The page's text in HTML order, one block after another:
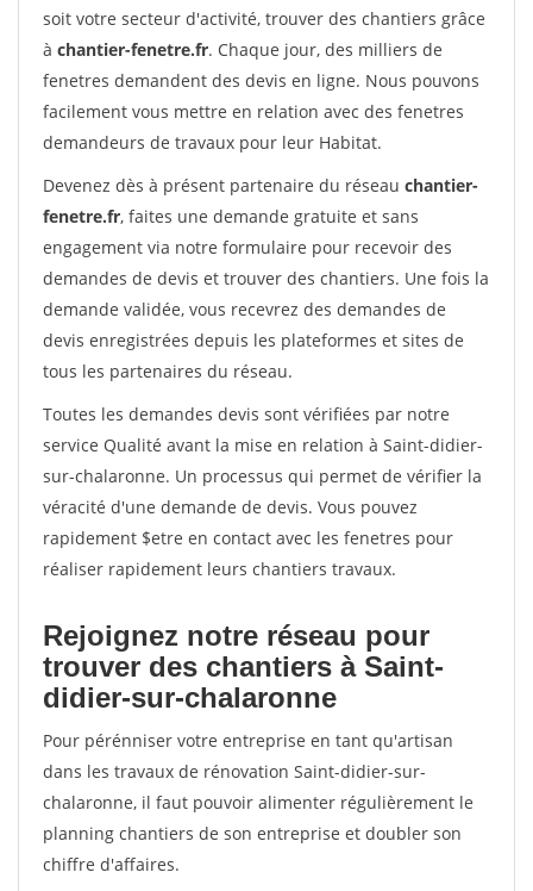
soit votre secteur d'activité, trouver des chantiers grâce
à chantier-fenetre.fr. Chaque jour, des milliers de
fenetres demandent des devis en ligne. Nous pouvons
facilement vous mettre en relation avec des fenetres
demandeurs de travaux pour leur Habitat.
Devenez dès à présent partenaire du réseau chantier-
fenetre.fr, faites une demande gratuite et sans
engagement via notre formulaire pour recevoir des
demandes de devis et trouver des chantiers. Une fois la
demande validée, vous recevrez des demandes de
devis enregistrées depuis les plateformes et sites de
tous les partenaires du réseau.
Toutes les demandes devis sont vérifiées par notre
service Qualité avant la mise en relation à Saint-didier-
sur-chalaronne. Un processus qui permet de vérifier la
véracité d'une demande de devis. Vous pouvez
rapidement $etre en contact avec les fenetres pour
réaliser rapidement leurs chantiers travaux.
Rejoignez notre réseau pour
trouver des chantiers à Saint-
didier-sur-chalaronne
Pour pérénniser votre entreprise en tant qu'artisan
dans les travaux de rénovation Saint-didier-sur-
chalaronne, il faut pouvoir alimenter régulièrement le
planning chantiers de son entreprise et doubler son
chiffre d'affaires.